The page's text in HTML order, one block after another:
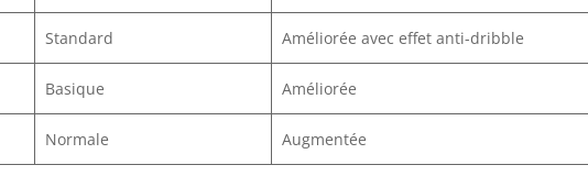
Standard Améliorée avec effet anti-dribble
Basique Améliorée
Normale Augmentée